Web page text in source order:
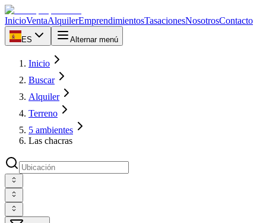
InicioVentaAlquilerEmprendimientosTasacionesNosotrosContacto
ES Alternar menú
Inicio
Buscar
Alquiler
Terreno
5 ambientes
Las chacras